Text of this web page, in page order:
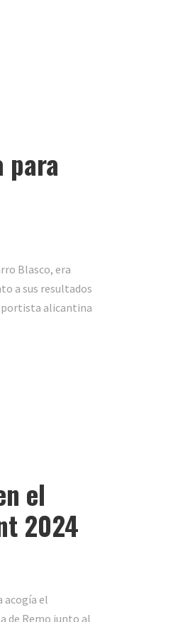
para
Blasco, era
a sus resultados
alicantina
el
2024
acogía el
de Remo junto al